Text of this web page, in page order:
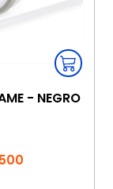
- NEGRO